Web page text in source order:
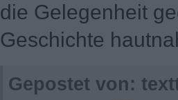
die Gelegenheit
Geschichte
Gepostet von: